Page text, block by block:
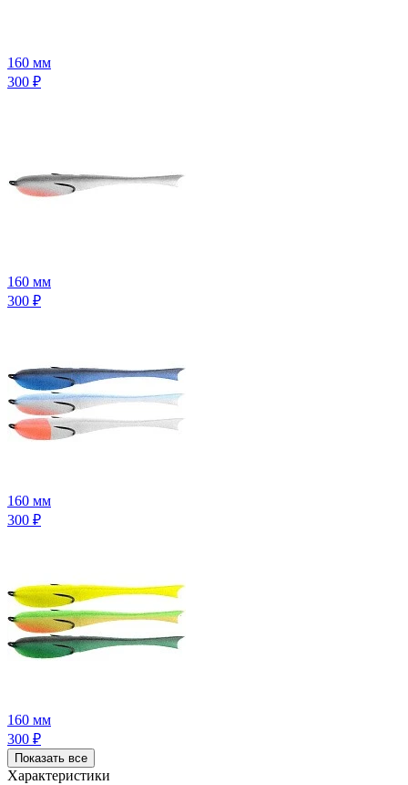
160 мм
300 ₽
160 мм
300 ₽
160 мм
300 ₽
160 мм
300 ₽
Показать все
Характеристики